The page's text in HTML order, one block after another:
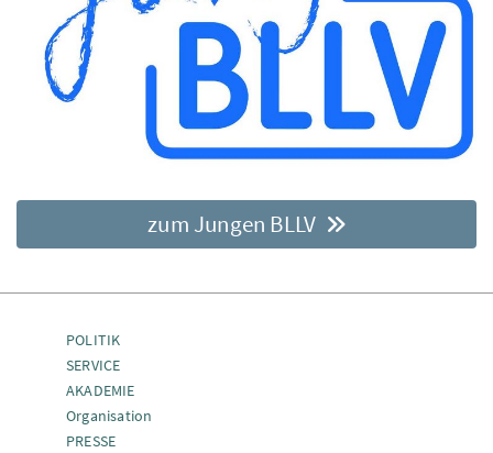
zum Jungen BLLV
POLITIK
SERVICE
AKADEMIE
Organisation
PRESSE